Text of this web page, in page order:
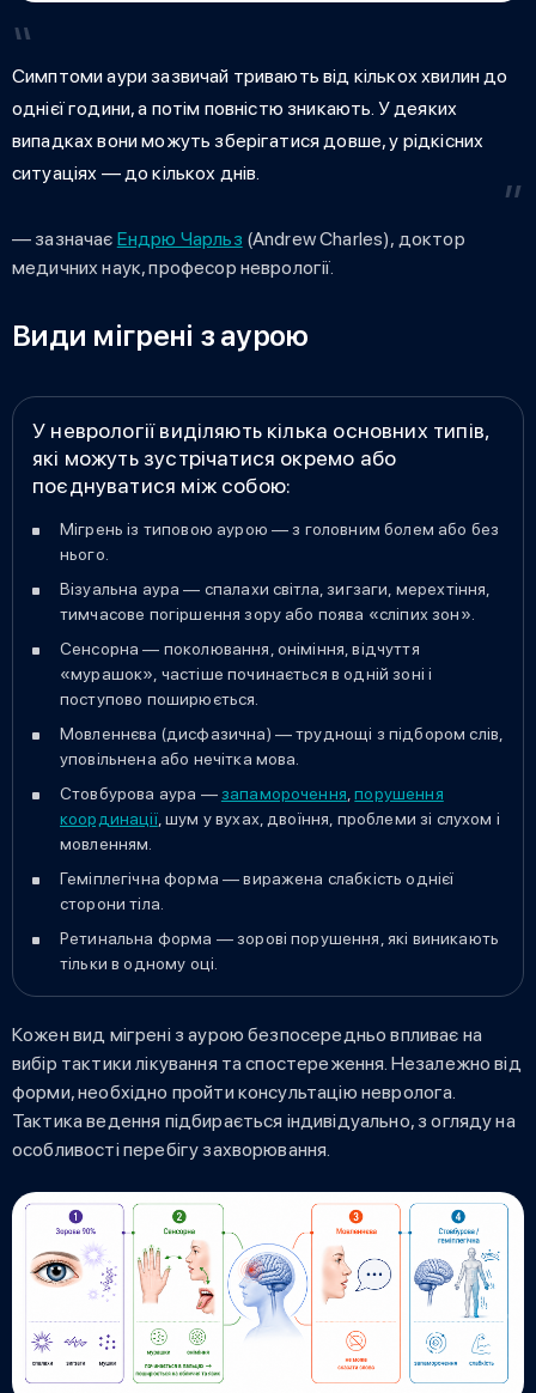
Симптоми аури зазвичай тривають від кількох хвилин до
однієї години, а потім повністю зникають. У деяких
випадках вони можуть зберігатися довше, у рідкісних
ситуаціях — до кількох днів.
— зазначає Ендрю Чарльз (Andrew Charles), доктор
медичних наук, професор неврології.
Види мігрені з аурою
У неврології виділяють кілька основних типів,
які можуть зустрічатися окремо або
поєднуватися між собою:
Мігрень із типовою аурою — з головним болем або без
нього.
Візуальна аура — спалахи світла, зигзаги, мерехтіння,
тимчасове погіршення зору або поява «сліпих зон».
Сенсорна — поколювання, оніміння, відчуття
«мурашок», частіше починається в одній зоні і
поступово поширюється.
Мовленнєва (дисфазична) — труднощі з підбором слів,
уповільнена або нечітка мова.
Стовбурова аура —запаморочення ,порушення
координації, шум у вухах, двоїння, проблеми зі слухом і
мовленням.
Геміплегічна форма — виражена слабкість однієї
сторони тіла.
Ретинальна форма — зорові порушення, які виникають
тільки в одному оці.
Кожен вид мігрені з аурою безпосередньо впливає на
вибір тактики лікування та спостереження. Незалежно від
форми, необхідно пройти консультацію невролога.
Тактика ведення підбирається індивідуально, з огляду на
особливості перебігу захворювання.